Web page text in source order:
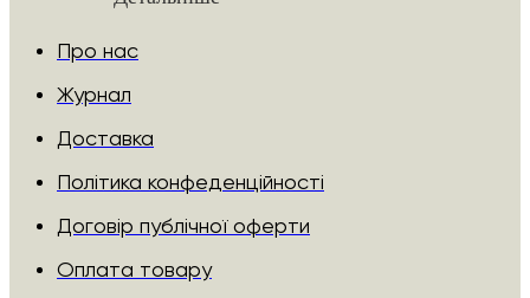
Про нас
Журнал
Доставка
Політика конфеденційності
Договір публічної оферти
Оплата товару